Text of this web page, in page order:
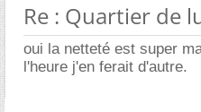
Re : Quartier de
oui la netteté est super
l'heure j'en ferait d'autre.